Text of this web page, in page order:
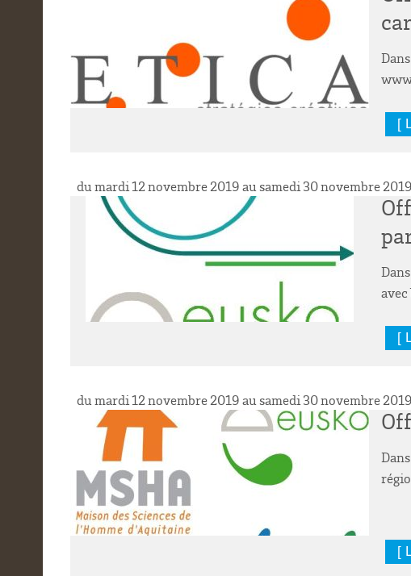
[
du mardi 12 novembre 2019 au samedi 30 novembre 2019
avec
[
du mardi 12 novembre 2019 au samedi 30 novembre 2019
[